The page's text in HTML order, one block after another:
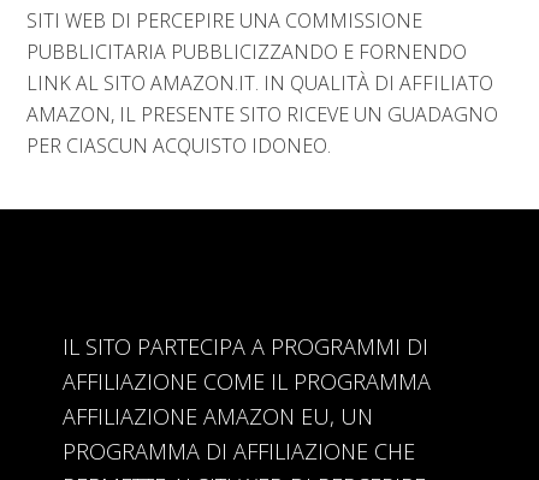
SITI WEB DI PERCEPIRE UNA COMMISSIONE
PUBBLICITARIA PUBBLICIZZANDO E FORNENDO
LINK AL SITO AMAZON.IT. IN QUALITÀ DI AFFILIATO
AMAZON, IL PRESENTE SITO RICEVE UN GUADAGNO
PER CIASCUN ACQUISTO IDONEO.
IL SITO PARTECIPA A PROGRAMMI DI
AFFILIAZIONE COME IL PROGRAMMA
AFFILIAZIONE AMAZON EU, UN
PROGRAMMA DI AFFILIAZIONE CHE